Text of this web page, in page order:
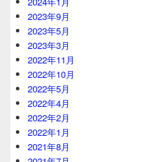
2023年9月
2023年5月
2023年3月
2022年11月
2022年10月
2022年5月
2022年4月
2022年2月
2022年1月
2021年8月